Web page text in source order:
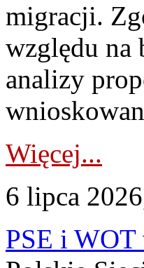
migracji.
względu na
analizy
Więcej...
6 lipca
PSE i